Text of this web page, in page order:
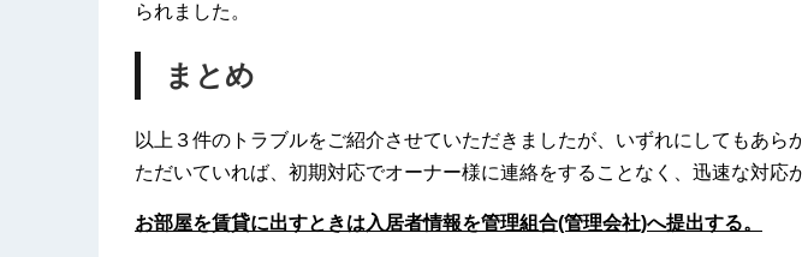
られました。
まとめ
以上３件のトラブルをご紹介させていただきましたが、いずれにしてもあら
ただいていれば、初期対応でオーナー様に連絡をすることなく、迅速な対応
お部屋を賃貸に出すときは入居者情報を管理組合(管理会社)へ提出する。